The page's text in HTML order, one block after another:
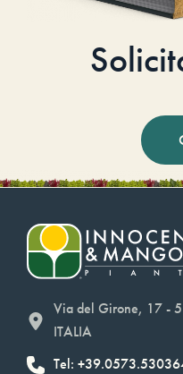
Via del Girone, 17 -
ITALIA
Tel: